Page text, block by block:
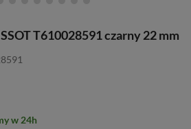
T610028591 czarny 22 mm
w 24h